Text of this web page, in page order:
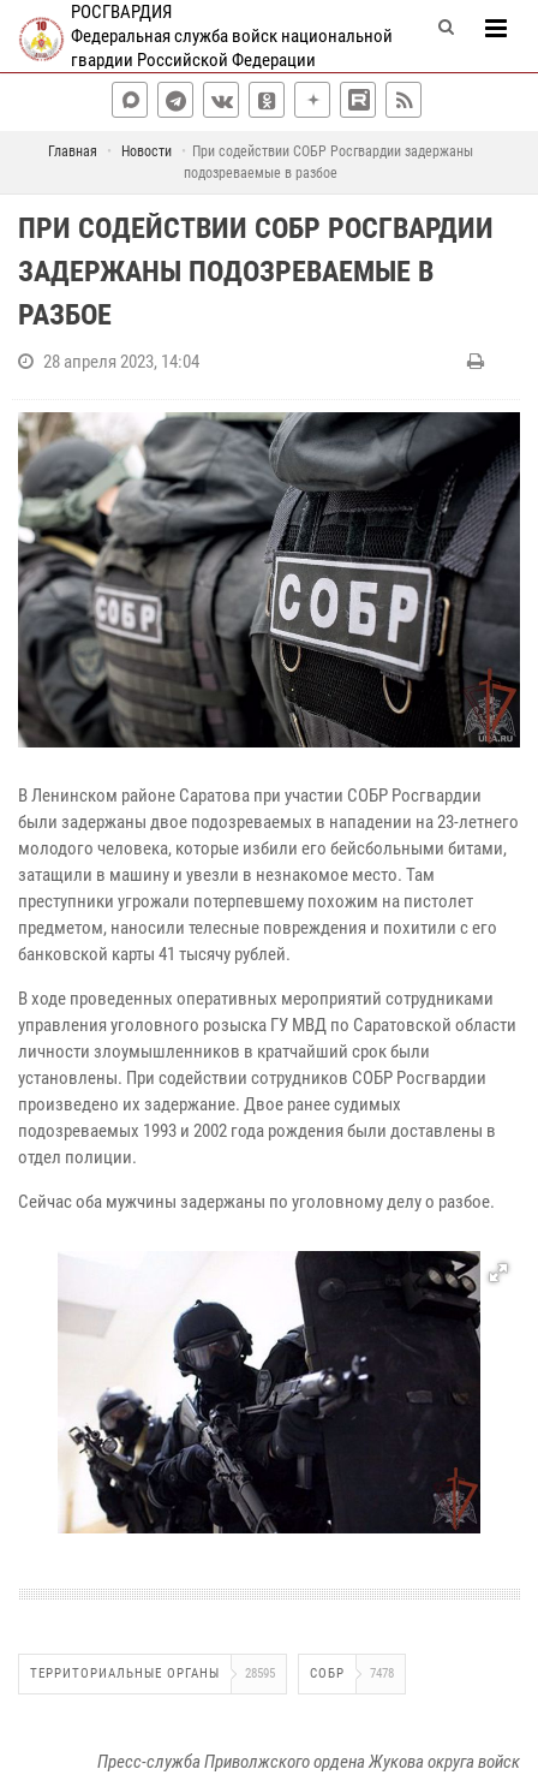
РОСГВАРДИЯ
Федеральная служба войск национальной
гвардии Российской Федерации
Главная Новости
При содействии СОБР Росгвардии задержаны
подозреваемые в разбое
ПРИ СОДЕЙСТВИИ СОБР РОСГВАРДИИ
ЗАДЕРЖАНЫ ПОДОЗРЕВАЕМЫЕ В
РАЗБОЕ
28 апреля 2023, 14:04
В Ленинском районе Саратова при участии СОБР Росгвардии
были задержаны двое подозреваемых в нападении на 23-летнего
молодого человека, которые избили его бейсбольными битами,
затащили в машину и увезли в незнакомое место. Там
преступники угрожали потерпевшему похожим на пистолет
предметом, наносили телесные повреждения и похитили с его
банковской карты 41 тысячу рублей.
В ходе проведенных оперативных мероприятий сотрудниками
управления уголовного розыска ГУ МВД по Саратовской области
личности злоумышленников в кратчайший срок были
установлены. При содействии сотрудников СОБР Росгвардии
произведено их задержание. Двое ранее судимых
подозреваемых 1993 и 2002 года рождения были доставлены в
отдел полиции.
Сейчас оба мужчины задержаны по уголовному делу о разбое.
ТЕРРИТОРИАЛЬНЫЕ ОРГАНЫ 28595 СОБР 7478
Пресс-служба Приволжского ордена Жукова округа войск